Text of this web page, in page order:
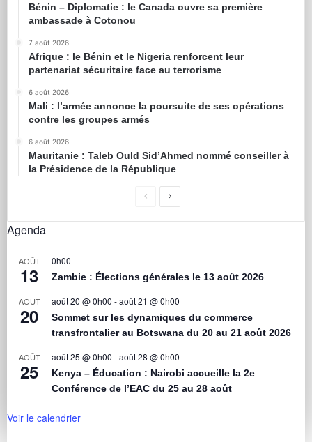
Bénin – Diplomatie : le Canada ouvre sa première
ambassade à Cotonou
7 août 2026
Afrique : le Bénin et le Nigeria renforcent leur
partenariat sécuritaire face au terrorisme
6 août 2026
Mali : l’armée annonce la poursuite de ses opérations
contre les groupes armés
6 août 2026
Mauritanie : Taleb Ould Sid’Ahmed nommé conseiller à
la Présidence de la République
Agenda
AOÛT
13
0h00
Zambie : Élections générales le 13 août 2026
AOÛT
20
août 20 @ 0h00 -août 21 @ 0h00
Sommet sur les dynamiques du commerce
transfrontalier au Botswana du 20 au 21 août 2026
AOÛT
25
août 25 @ 0h00 -août 28 @ 0h00
Kenya – Éducation : Nairobi accueille la 2e
Conférence de l’EAC du 25 au 28 août
Voir le calendrier